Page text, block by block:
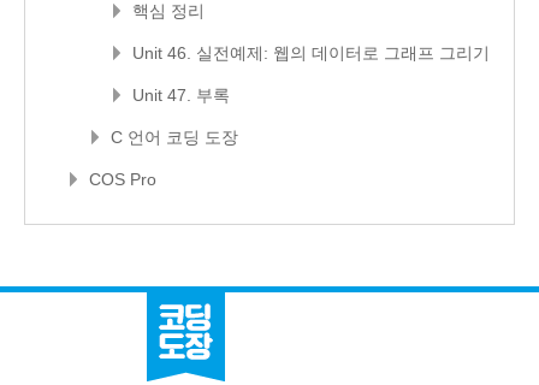
핵심 정리
Unit 46. 실전예제: 웹의 데이터로 그래프 그리기
Unit 47. 부록
C 언어 코딩 도장
COS Pro